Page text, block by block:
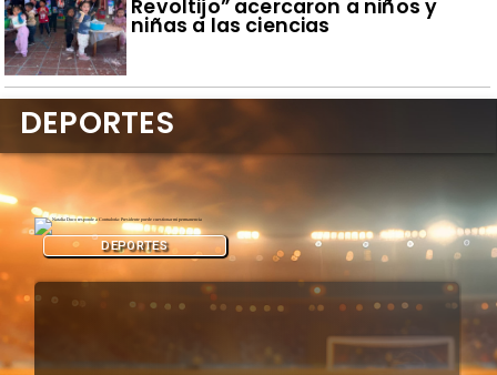
Revoltijo” acercaron a niños y
niñas a las ciencias
DEPORTES
DEPORTES